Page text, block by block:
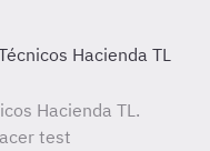
Hacienda TL
Hacienda TL.
test